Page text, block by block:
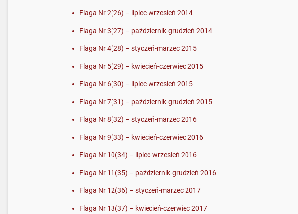
Flaga Nr 2(26) – lipiec-wrzesień 2014
Flaga Nr 3(27) – październik-grudzień 2014
Flaga Nr 4(28) – styczeń-marzec 2015
Flaga Nr 5(29) – kwiecień-czerwiec 2015
Flaga Nr 6(30) – lipiec-wrzesień 2015
Flaga Nr 7(31) – październik-grudzień 2015
Flaga Nr 8(32) – styczeń-marzec 2016
Flaga Nr 9(33) – kwiecień-czerwiec 2016
Flaga Nr 10(34) – lipiec-wrzesień 2016
Flaga Nr 11(35) – październik-grudzień 2016
Flaga Nr 12(36) – styczeń-marzec 2017
Flaga Nr 13(37) – kwiecień-czerwiec 2017